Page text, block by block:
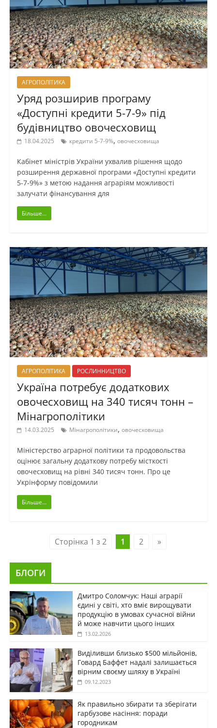
АГРОПОЛІТИКА
Уряд розширив програму
«Доступні кредити 5-7-9» під
будівництво овочесховищ
18.04.2025 кредити 5-7-9%, овочесховища
Кабінет міністрів України ухвалив рішення щодо
розширення державної програми «Доступні кредити
5-7-9%» з метою надання аграріям можливості
залучати фінансування для
Більше...
АГРОПОЛІТИКА РОСЛИННИЦТВО
Україна потребує додаткових
овочесховищ на 340 тисяч тонн –
Мінагрополітики
14.03.2025 Мінагрополітики, овочесховища
Міністерство аграрної політики та продовольства
оцінює загальну додаткову потребу місткості
овочесховищ на рівні 340 тисяч тонн. Про це
Укрінформу повідомили
Більше...
Сторінка 1 з 2 1 2 »
БЛОГИ
Дмитро Соломчук: Наші аграрії
єдині у світі, хто вміє вирощувати
продукцію в умовах сучасної війни
й може навчити цього інших
13.02.2026
Виділивши близько $500 мільйонів,
Говард Баффет надалі залишається
вірним своєму шляху в Україні
09.12.2023
Як правильно збирати та зберігати
гарбузове насіння: поради
городникам